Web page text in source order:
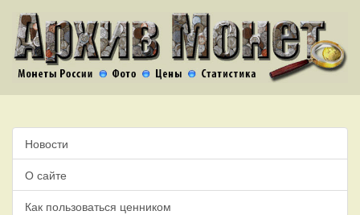
Новости
О сайте
Как пользоваться ценником